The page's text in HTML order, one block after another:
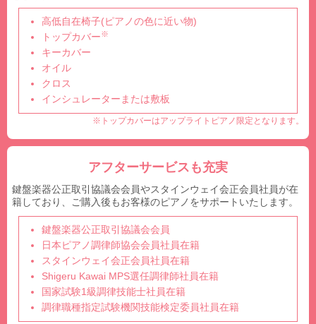
高低自在椅子(ピアノの色に近い物)
トップカバー※
キーカバー
オイル
クロス
インシュレーターまたは敷板
※トップカバーはアップライトピアノ限定となります。
アフターサービスも充実
鍵盤楽器公正取引協議会会員やスタインウェイ会正会員社員が在
籍しており、ご購入後もお客様のピアノをサポートいたします。
鍵盤楽器公正取引協議会会員
日本ピアノ調律師協会会員社員在籍
スタインウェイ会正会員社員在籍
Shigeru Kawai MPS選任調律師社員在籍
国家試験1級調律技能士社員在籍
調律職種指定試験機関技能検定委員社員在籍